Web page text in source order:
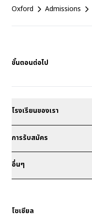
Oxford Admissions
ขั้นตอนต่อไป
โรงเรียนของเรา
การรับสมัคร
อื่นๆ
โซเชียล